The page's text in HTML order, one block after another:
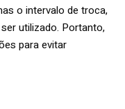
o intervalo de troca,
utilizado. Portanto,
para evitar